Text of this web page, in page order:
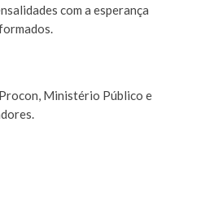
com a esperança
Ministério Público e